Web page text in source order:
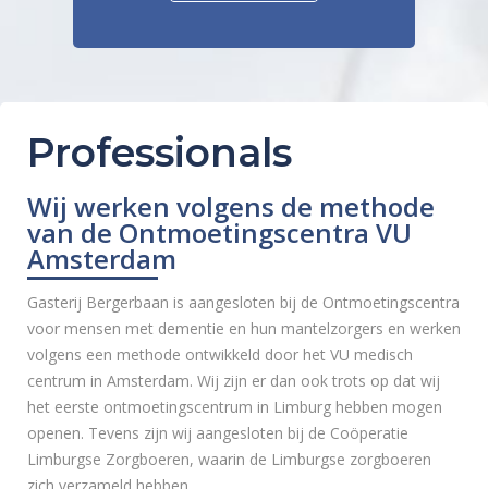
Professionals
Wij werken volgens de methode
van de Ontmoetingscentra VU
Amsterdam
Gasterij Bergerbaan is aangesloten bij de Ontmoetingscentra
voor mensen met dementie en hun mantelzorgers en werken
volgens een methode ontwikkeld door het VU medisch
centrum in Amsterdam. Wij zijn er dan ook trots op dat wij
het eerste ontmoetingscentrum in Limburg hebben mogen
openen. Tevens zijn wij aangesloten bij de Coöperatie
Limburgse Zorgboeren, waarin de Limburgse zorgboeren